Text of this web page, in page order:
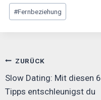
Beitrags
Tags:
#Fernbeziehung
Beitrags-
Navigation
ZURÜCK
Slow Dating: Mit diesen 6
Tipps entschleunigst du